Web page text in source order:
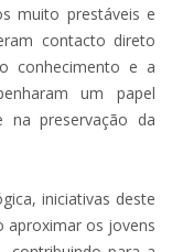
muito prestáveis e
contacto direto
conhecimento e a
um papel
na preservação da
iniciativas deste
aproximar os jovens